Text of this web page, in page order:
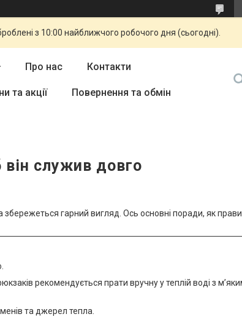
з 10:00 найближчого робочого дня (сьогодні).
Про нас Контакти
та акції Повернення та обмін
служив довго
гарний вигляд. Ось основні поради, як
рекомендується прати вручну у теплій воді з
та джерел тепла.